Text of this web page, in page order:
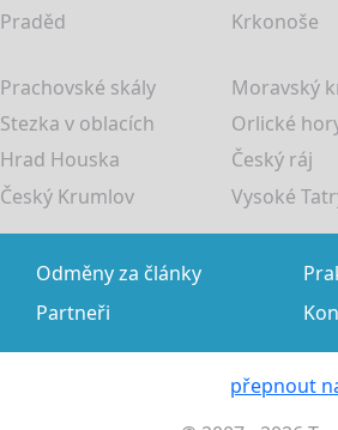
Praděd Krkonoše
Prachovské skály Moravský
Stezka v oblacích Orlické
Hrad Houska Český ráj
Český Krumlov Vysoké
Odměny za články
Partneři
přepnout